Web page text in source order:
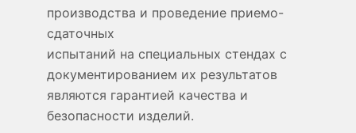
производства и проведение приемо-
сдаточных
испытаний на специальных стендах с
документированием их результатов
являются гарантией качества и
безопасности изделий.